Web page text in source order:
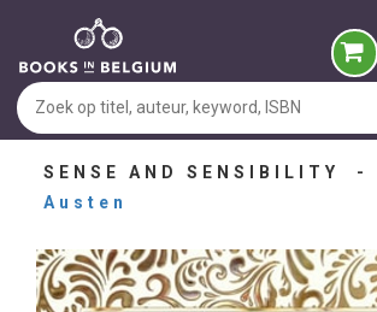
SENSE AND SENSIBILITY -
Austen